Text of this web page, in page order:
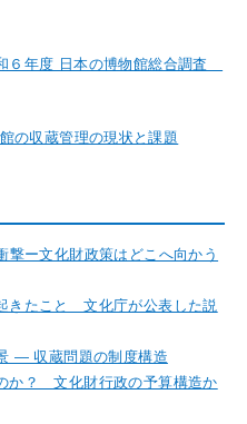
６年度 日本の博物館総合調査
の収蔵管理の現状と課題
撃ー文化財政策はどこへ向かう
きたこと 文化庁が公表した説
― 収蔵問題の制度構造
か？ 文化財行政の予算構造か